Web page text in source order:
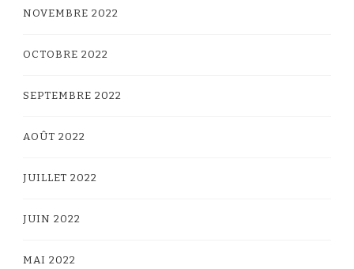
NOVEMBRE 2022
OCTOBRE 2022
SEPTEMBRE 2022
AOÛT 2022
JUILLET 2022
JUIN 2022
MAI 2022